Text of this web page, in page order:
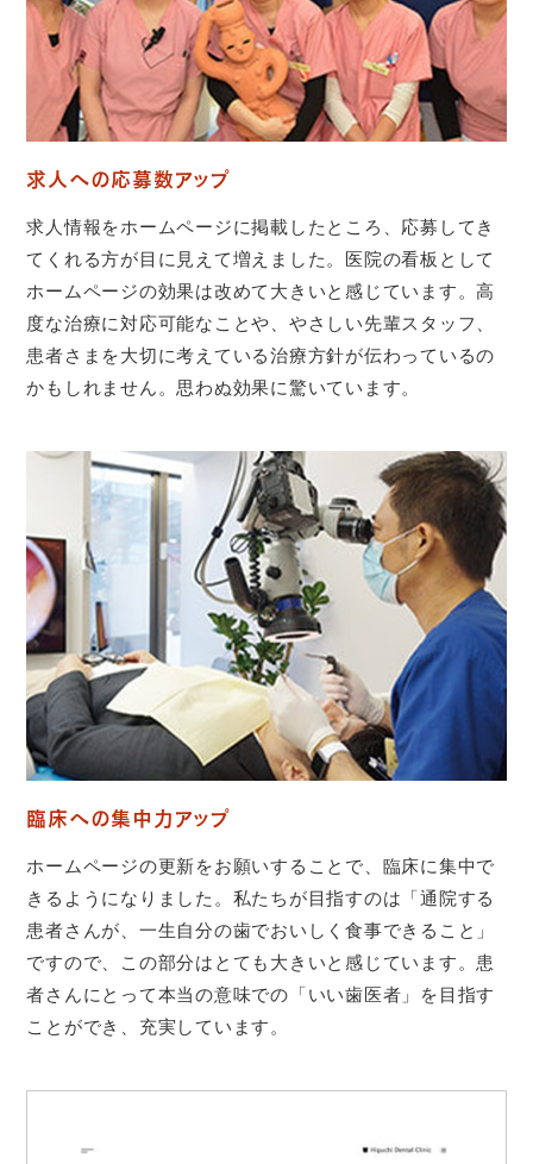
求人への応募数アップ
求人情報をホームページに掲載したところ、応募してき
てくれる方が目に見えて増えました。医院の看板として
ホームページの効果は改めて大きいと感じています。高
度な治療に対応可能なことや、やさしい先輩スタッフ、
患者さまを大切に考えている治療方針が伝わっているの
かもしれません。思わぬ効果に驚いています。
臨床への集中力アップ
ホームページの更新をお願いすることで、臨床に集中で
きるようになりました。私たちが目指すのは「通院する
患者さんが、一生自分の歯でおいしく食事できること」
ですので、この部分はとても大きいと感じています。患
者さんにとって本当の意味での「いい歯医者」を目指す
ことができ、充実しています。